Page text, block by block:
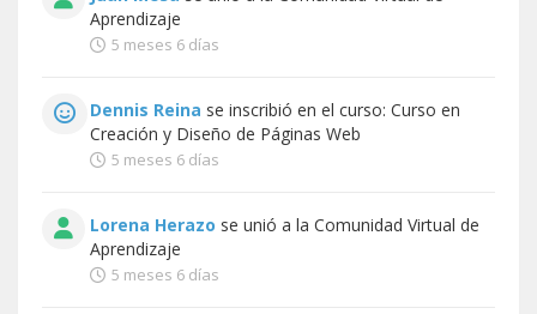
Aprendizaje
5 meses 6 días
Dennis Reina se inscribió en el curso: Curso en
Creación y Diseño de Páginas Web
5 meses 6 días
Lorena Herazo se unió a la Comunidad Virtual de
Aprendizaje
5 meses 6 días